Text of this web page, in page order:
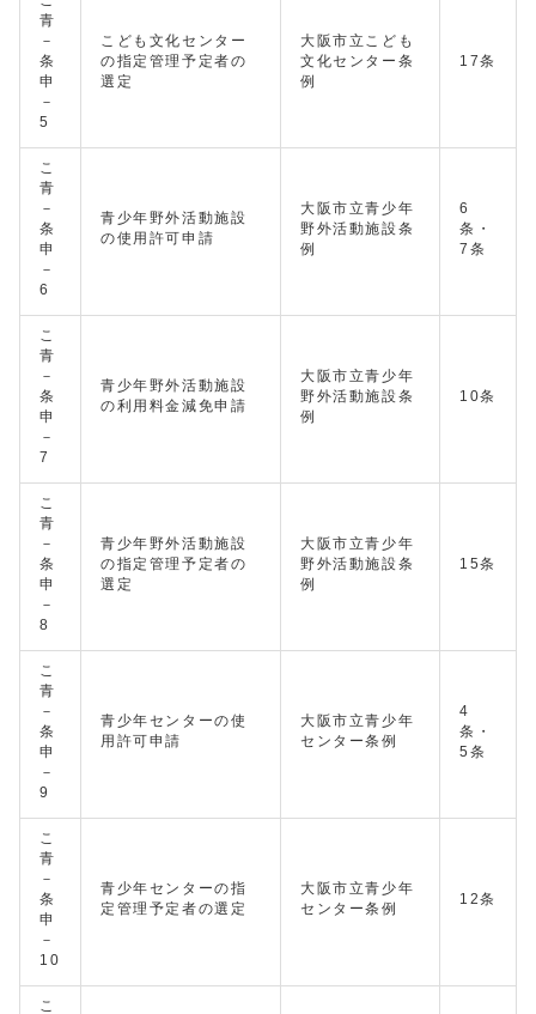
青
－
条
申
－
5
こども文化センター
の指定管理予定者の
選定
大阪市立こども
文化センター条
例
17条
こ
青
－
条
申
－
6
青少年野外活動施設
の使用許可申請
大阪市立青少年
野外活動施設条
例
6
条・
7条
こ
青
－
条
申
－
7
青少年野外活動施設
の利用料金減免申請
大阪市立青少年
野外活動施設条
例
10条
こ
青
－
条
申
－
8
青少年野外活動施設
の指定管理予定者の
選定
大阪市立青少年
野外活動施設条
例
15条
こ
青
－
条
申
－
9
青少年センターの使
用許可申請
大阪市立青少年
センター条例
4
条・
5条
こ
青
－
条
申
－
10
青少年センターの指
定管理予定者の選定
大阪市立青少年
センター条例
12条
こ